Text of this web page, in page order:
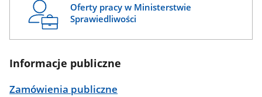
Oferty pracy w Ministerstwie
Sprawiedliwości
Informacje publiczne
Zamówienia publiczne